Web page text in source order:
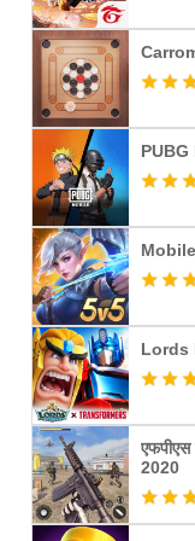
PUBG
Lords
एफपीएस
2020